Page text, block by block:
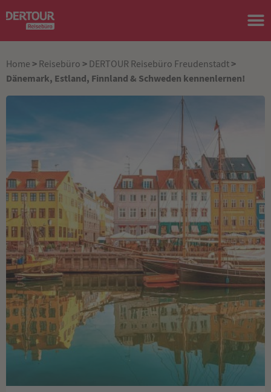
Home > Reisebüro > DERTOUR Reisebüro Freudenstadt >
Dänemark, Estland, Finnland & Schweden kennenlernen!